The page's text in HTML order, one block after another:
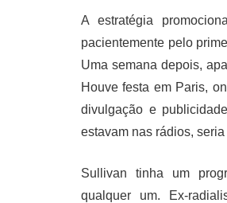
A estratégia
pacientemente pelo
Uma semana depois,
Houve festa em Paris,
divulgação e
estavam nas rádios,
Sullivan tinha um
qualquer um. Ex-